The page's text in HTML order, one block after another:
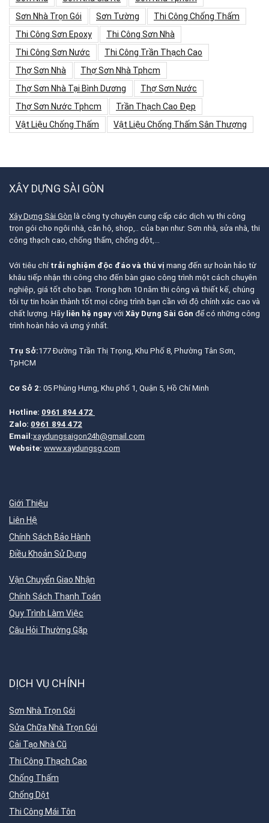
Sơn Nhà Trọn Gói
Sơn Tường
Thi Công Chống Thấm
Thi Công Sơn Epoxy
Thi Công Sơn Nhà
Thi Công Sơn Nước
Thi Công Trần Thạch Cao
Thợ Sơn Nhà
Thợ Sơn Nhà Tphcm
Thợ Sơn Nhà Tại Bình Dương
Thợ Sơn Nước
Thợ Sơn Nước Tphcm
Trần Thạch Cao Đẹp
Vật Liệu Chống Thấm
Vật Liệu Chống Thấm Sân Thượng
XÂY DỰNG SÀI GÒN
Xây Dựng Sài Gòn là công ty chuyên cung cấp các dịch vụ thi công
trọn gói cho ngôi nhà, căn hộ, shop,.. của bạn như: Sơn nhà, sửa nhà, thi
công thạch cao, chống thấm, chống dột,…
Với tiêu chí trải nghiệm độc đáo và thú vị mang đến sự hoàn hảo từ
khâu tiếp nhận thi công cho đến bàn giao công trình một cách chuyên
nghiệp, giá tốt cho bạn. Trong hơn 10 năm thi công và thiết kế, chúng
tôi tự tin hoàn thành tốt mọi công trình bạn cần với độ chính xác cao và
chất lượng. Hãy liên hệ ngay với Xây Dựng Sài Gòn để có những công
trình hoàn hảo và ưng ý nhất.
Trụ Sở:177 Đường Trần Thị Trọng, Khu Phố 8, Phường Tân Sơn,
TpHCM
Cơ Sở 2: 05 Phùng Hưng, Khu phố 1, Quận 5, Hồ Chí Minh
Hotline: 0961 894 472
Zalo: 0961 894 472
Email:xaydungsaigon24h@gmail.com
Website: www.xaydungsg.com
Giới Thiệu
Liên Hệ
Chính Sách Bảo Hành
Điều Khoản Sử Dụng
Vận Chuyển Giao Nhận
Chính Sách Thanh Toán
Quy Trình Làm Việc
Câu Hỏi Thường Gặp
DỊCH VỤ CHÍNH
Sơn Nhà Trọn Gói
Sửa Chữa Nhà Trọn Gói
Cải Tạo Nhà Cũ
Thi Công Thạch Cao
Chống Thấm
Chống Dột
Thi Công Mái Tôn